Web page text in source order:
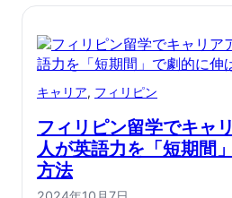
キャリア, フィリピン
フィリピン留学でキャ
人が英語力を「短期間
方法